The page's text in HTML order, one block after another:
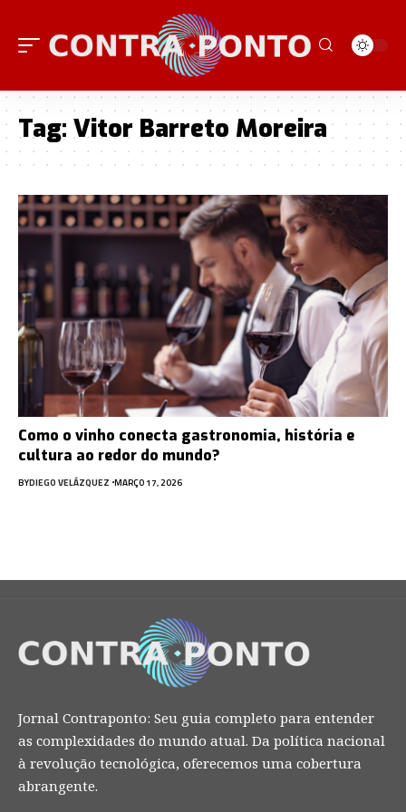
Tag: Vitor Barreto Moreira
Como o vinho conecta gastronomia, história e
cultura ao redor do mundo?
BYDIEGO VELÁZQUEZ MARÇO 17, 2026
Jornal Contraponto: Seu guia completo para entender
as complexidades do mundo atual. Da política nacional
à revolução tecnológica, oferecemos uma cobertura
abrangente.